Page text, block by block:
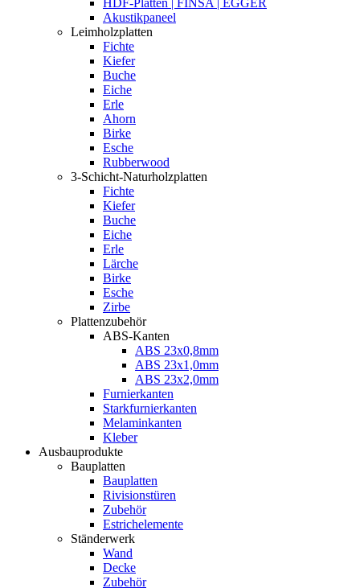
HDF-Platten | FINSA | EGGER
Akustikpaneel
Leimholzplatten
Fichte
Kiefer
Buche
Eiche
Erle
Ahorn
Birke
Esche
Rubberwood
3-Schicht-Naturholzplatten
Fichte
Kiefer
Buche
Eiche
Erle
Lärche
Birke
Esche
Zirbe
Plattenzubehör
ABS-Kanten
ABS 23x0,8mm
ABS 23x1,0mm
ABS 23x2,0mm
Furnierkanten
Starkfurnierkanten
Melaminkanten
Kleber
Ausbauprodukte
Bauplatten
Bauplatten
Rivisionstüren
Zubehör
Estrichelemente
Ständerwerk
Wand
Decke
Zubehör